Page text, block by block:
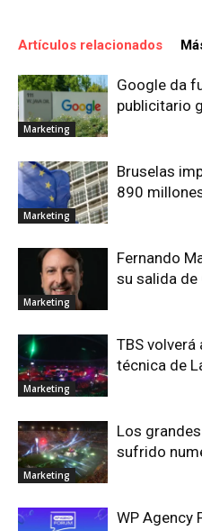
Artículos relacionados
Marketing
Google da
publicitario
Marketing
Bruselas
890
Marketing
Fernando
su salida de
Marketing
TBS
técnica de
Marketing
Los
sufrido
WP Agency